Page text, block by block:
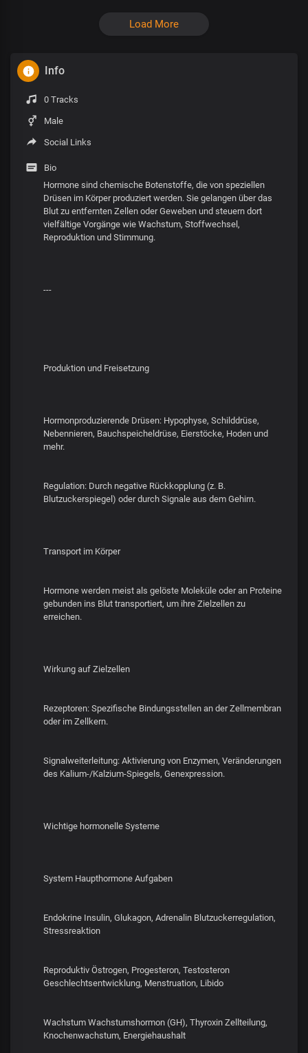
Load More
Info
0 Tracks
Male
Social Links
Bio
Hormone sind chemische Botenstoffe, die von speziellen
Drüsen im Körper produziert werden. Sie gelangen über das
Blut zu entfernten Zellen oder Geweben und steuern dort
vielfältige Vorgänge wie Wachstum, Stoffwechsel,
Reproduktion und Stimmung.
---
Produktion und Freisetzung
Hormonproduzierende Drüsen: Hypophyse, Schilddrüse,
Nebennieren, Bauchspeicheldrüse, Eierstöcke, Hoden und
mehr.
Regulation: Durch negative Rückkopplung (z. B.
Blutzuckerspiegel) oder durch Signale aus dem Gehirn.
Transport im Körper
Hormone werden meist als gelöste Moleküle oder an Proteine
gebunden ins Blut transportiert, um ihre Zielzellen zu
erreichen.
Wirkung auf Zielzellen
Rezeptoren: Spezifische Bindungsstellen an der Zellmembran
oder im Zellkern.
Signalweiterleitung: Aktivierung von Enzymen, Veränderungen
des Kalium-/Kalzium-Spiegels, Genexpression.
Wichtige hormonelle Systeme
System Haupthormone Aufgaben
Endokrine Insulin, Glukagon, Adrenalin Blutzuckerregulation,
Stressreaktion
Reproduktiv Östrogen, Progesteron, Testosteron
Geschlechtsentwicklung, Menstruation, Libido
Wachstum Wachstumshormon (GH), Thyroxin Zellteilung,
Knochenwachstum, Energiehaushalt